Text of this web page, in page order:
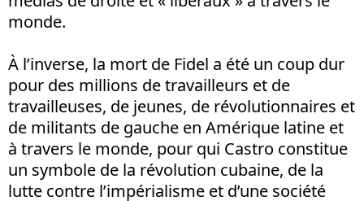
monde.
À l’inverse, la mort de Fidel a été un coup dur
pour des millions de travailleurs et de
travailleuses, de jeunes, de révolutionnaires et
de militants de gauche en Amérique latine et
à travers le monde, pour qui Castro constitue
un symbole de la révolution cubaine, de la
lutte contre l’impérialisme et d’une société